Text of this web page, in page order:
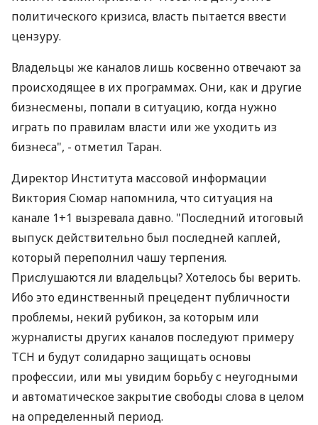
политического кризиса, власть пытается ввести
цензуру.
Владельцы же каналов лишь косвенно отвечают за
происходящее в их программах. Они, как и другие
бизнесмены, попали в ситуацию, когда нужно
играть по правилам власти или же уходить из
бизнеса", - отметил Таран.
Директор Института массовой информации
Виктория Сюмар напомнила, что ситуация на
канале 1+1 вызревала давно. "Последний итоговый
выпуск действительно был последней каплей,
который переполнил чашу терпения.
Прислушаются ли владельцы? Хотелось бы верить.
Ибо это единственный прецедент публичности
проблемы, некий рубикон, за которым или
журналисты других каналов последуют примеру
ТСН и будут солидарно защищать основы
профессии, или мы увидим борьбу с неугодными
и автоматическое закрытие свободы слова в целом
на определенный период.